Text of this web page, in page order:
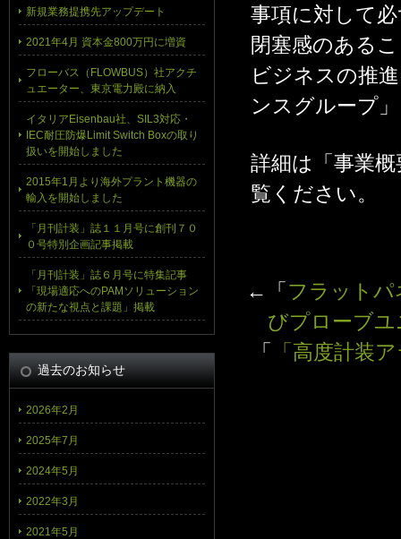
事項に対して
閉塞感のある
ビジネスの推
ンスグループ
詳細は「事業
覧ください。
←「フラット
びプローブ
「 「高度計装
新規業務提携先アップデート
2021年4月 資本金800万円に増資
フローバス（FLOWBUS）社アクチ
ュエーター、東京電力殿に納入
イタリアEisenbau社、SIL3対応・
IEC耐圧防爆Limit Switch Boxの取り
扱いを開始しました
2015年1月より海外プラント機器の
輸入を開始しました
「月刊計装」誌１１月号に創刊７０
０号特別企画記事掲載
「月刊計装」誌６月号に特集記事
「現場適応へのPAMソリューション
の新たな視点と課題」掲載
過去のお知らせ
2026年2月
2025年7月
2024年5月
2022年3月
2021年5月